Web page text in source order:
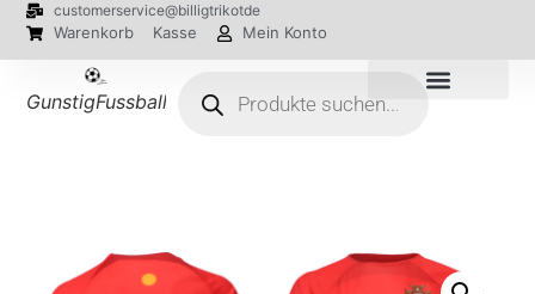
customerservice@billigtrikotde
Warenkorb Kasse Mein Konto
GunstigFussballTrikot